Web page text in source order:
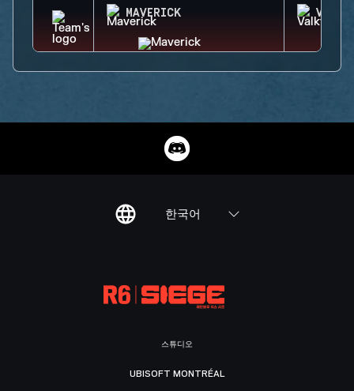
MAVERICK
한국어
스튜디오
UBISOFT MONTRÉAL